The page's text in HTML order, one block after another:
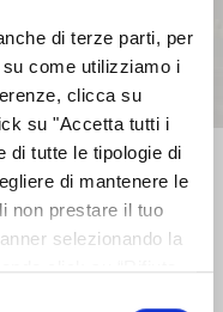
di terze parti, per
come utilizziamo i
clicca su
su "Accetta tutti i
di tutte le tipologie di
di mantenere le
non prestare il tuo
selezionando la
click su “Rifiuta
Finanziaria
2015
Leggi